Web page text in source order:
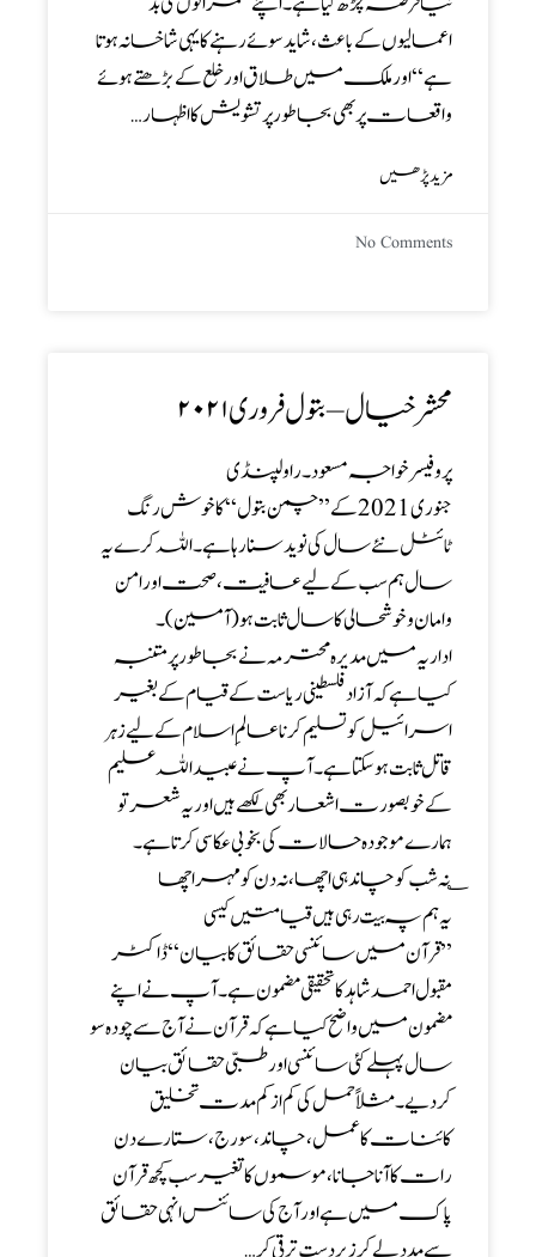
اعمالیوں کے باعث ، شاید سوئے رہنے کا یہی شاخسانہ ہوتا
ہے ‘‘ اور ملک میں طلاق اور خلع کے بڑھتے ہوئے
واقعات پر بھی بجا طور پر تشویش کا اظہار…
مزید پڑھیں
No Comments
محشر خیال – بتول فروری ۲۰۲۱
پروفیسر خواجہ مسعود ۔ راولپنڈی
جنوری2021کے ’’چمن بتول‘‘ کا خوش رنگ
ٹائٹل نئے سال کی نوید سنا رہا ہے ۔ اللہ کرے یہ
سال ہم سب کے لیے عافیت ، صحت اورامن
وامان و خوشحالی کا سال ثابت ہو (آمین)۔
اداریہ میں مدیرہ محترمہ نے بجا طور پر متنبہ
کیا ہے کہ آزاد فلسطینی ریاست کے قیام کے بغیر
اسرائیل کو تسلیم کرنا عالمِ اسلام کے لیے زہر
قاتل ثابت ہو سکتا ہے ۔ آپ نے عبید اللہ علیم
کے خوبصورت اشعار بھی لکھے ہیں اور یہ شعر تو
ہمارے موجودہ حالات کی بخوبی عکاسی کرتا ہے ۔
؎ نہ شب کو چاند ہی اچھا ، نہ دن کو مہر اچھا
یہ ہم پہ بیت رہی ہیں قیامتیں کیسی
’’قرآن میں سائنسی حقائق کا بیان ‘‘ ڈاکٹر
مقبول احمد شاہد کا تحقیقی مضمون ہے ۔ آپ نے اپنے
مضمون میں واضح کیا ہے کہ قرآن نے آج سے چودہ سو
سال پہلے کئی سائنسی اور طبی حقائق بیان
کردیے ۔ مثلاً حمل کی کم از کم مدت تخلیق
کائنات کا عمل ، چاند ، سورج ، ستارے دن
رات کا آنا جانا ، موسموں کا تغیر سب کچھ قرآن
پاک میں ہے اور آج کی سائنس انہی حقائق